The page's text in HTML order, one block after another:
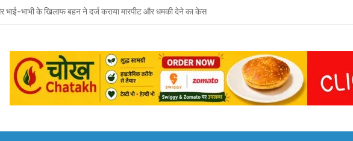
भाभी के खिलाफ बहन ने दर्ज कराया मारपीट और धमकी देने का केस
को होगा उमाशंकर सिंह का अंतिम संस्कार, दुकानें बंद कर व्यापारियों ने दी श्रद्धांजलि
विधानसभा से जुड़े थे उमाशंकर सिंह, पूरे सदन ने की थी जल्द स्वस्थ होने की कामना
भाई मानती थीं मायावती, राखी बांधने से लेकर परिवार को हिम्मत देने तक रहा खास रिश्ता